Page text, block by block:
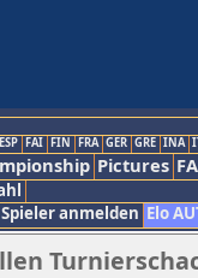
ESP FAI FIN FRA GER GRE INA
Pictures
Spieler anmelden Elo